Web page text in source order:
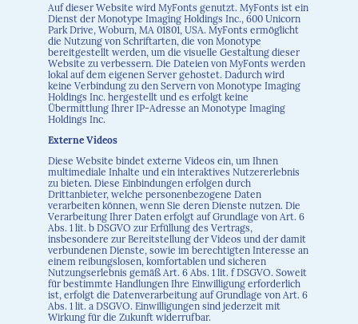
Auf dieser Website wird MyFonts genutzt. MyFonts ist ein
Dienst der Monotype Imaging Holdings Inc., 600 Unicorn
Park Drive, Woburn, MA 01801, USA. MyFonts ermöglicht
die Nutzung von Schriftarten, die von Monotype
bereitgestellt werden, um die visuelle Gestaltung dieser
Website zu verbessern. Die Dateien von MyFonts werden
lokal auf dem eigenen Server gehostet. Dadurch wird
keine Verbindung zu den Servern von Monotype Imaging
Holdings Inc. hergestellt und es erfolgt keine
Übermittlung Ihrer IP-Adresse an Monotype Imaging
Holdings Inc.
Externe Videos
Diese Website bindet externe Videos ein, um Ihnen
multimediale Inhalte und ein interaktives Nutzererlebnis
zu bieten. Diese Einbindungen erfolgen durch
Drittanbieter, welche personenbezogene Daten
verarbeiten können, wenn Sie deren Dienste nutzen. Die
Verarbeitung Ihrer Daten erfolgt auf Grundlage von Art. 6
Abs. 1 lit. b DSGVO zur Erfüllung des Vertrags,
insbesondere zur Bereitstellung der Videos und der damit
verbundenen Dienste, sowie im berechtigten Interesse an
einem reibungslosen, komfortablen und sicheren
Nutzungserlebnis gemäß Art. 6 Abs. 1 lit. f DSGVO. Soweit
für bestimmte Handlungen Ihre Einwilligung erforderlich
ist, erfolgt die Datenverarbeitung auf Grundlage von Art. 6
Abs. 1 lit. a DSGVO. Einwilligungen sind jederzeit mit
Wirkung für die Zukunft widerrufbar.